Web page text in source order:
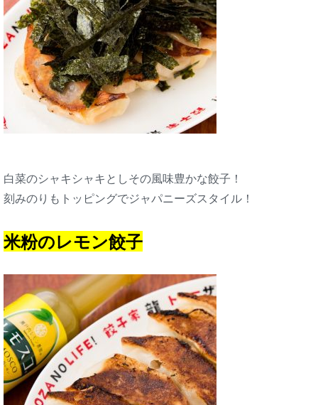
白菜のシャキシャキとしその風味豊かな餃子！
刻みのりもトッピングでジャパニーズスタイル！
米粉のレモン餃子